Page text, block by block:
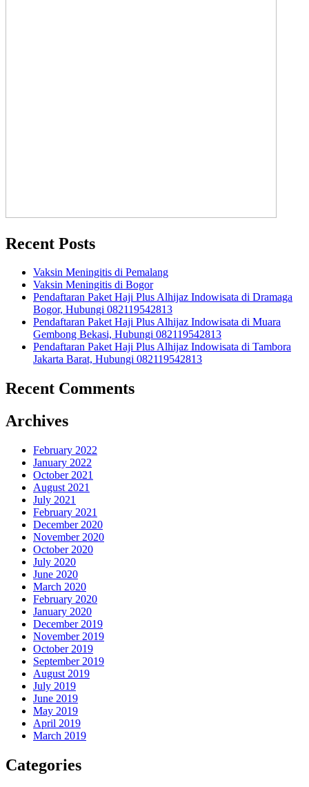
Recent Posts
Vaksin Meningitis di Pemalang
Vaksin Meningitis di Bogor
Pendaftaran Paket Haji Plus Alhijaz Indowisata di Dramaga
Bogor, Hubungi 082119542813
Pendaftaran Paket Haji Plus Alhijaz Indowisata di Muara
Gembong Bekasi, Hubungi 082119542813
Pendaftaran Paket Haji Plus Alhijaz Indowisata di Tambora
Jakarta Barat, Hubungi 082119542813
Recent Comments
Archives
February 2022
January 2022
October 2021
August 2021
July 2021
February 2021
December 2020
November 2020
October 2020
July 2020
June 2020
March 2020
February 2020
January 2020
December 2019
November 2019
October 2019
September 2019
August 2019
July 2019
June 2019
May 2019
April 2019
March 2019
Categories